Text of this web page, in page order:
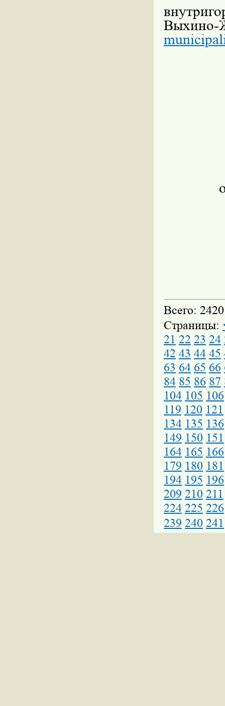
Всего: 2420
Страницы:
21 22 23 24
42 43 44 45
63 64 65 66
84 85 86 87
104 105 106
119 120 121
134 135 136
149 150 151
164 165 166
179 180 181
194 195 196
209 210 211
224 225 226
239 240 241